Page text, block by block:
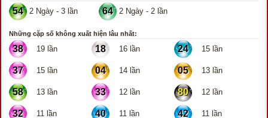
54 2 Ngày - 3 lần 64 2 Ngày - 2 lần
Những cặp số không xuất hiện lâu nhất:
38 19 lần 18 16 lần 24 15 lần
37 15 lần 04 14 lần 05 13 lần
58 13 lần 33 12 lần 80 12 lần
32 11 lần 40 11 lần 42 11 lần